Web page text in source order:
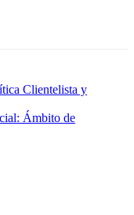
Clientelista y
Ámbito de